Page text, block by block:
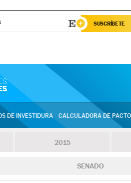
SUSCRÍBETE
DE INVESTIDURA CALCULADORA DE
2015
SENADO